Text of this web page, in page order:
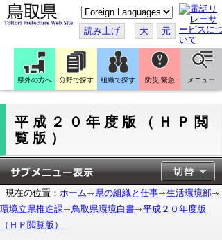
こ
の
ペ
ー
ジ
翻
訳
す
読み上げ 大 元
県外の方へ 分野で探す 組織で探す 防災 緊急 メニュー
平成２０年度版（ＨＰ閲
覧版）
現在の位置： ホーム 県の組織と仕事
生活環境部
環境立県推進課
鳥取県環境白書
平成２０年度版
（ＨＰ閲覧版）